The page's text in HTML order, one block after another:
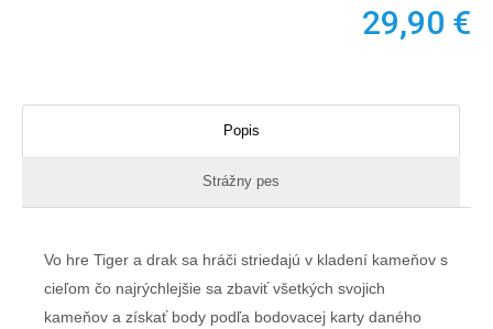
29,90 €
Popis
Strážny pes
Vo hre Tiger a drak sa hráči striedajú v kladení kameňov s
cieľom čo najrýchlejšie sa zbaviť všetkých svojich
kameňov a získať body podľa bodovacej karty daného